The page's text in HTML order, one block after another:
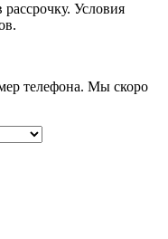
Условия
телефона. Мы скоро